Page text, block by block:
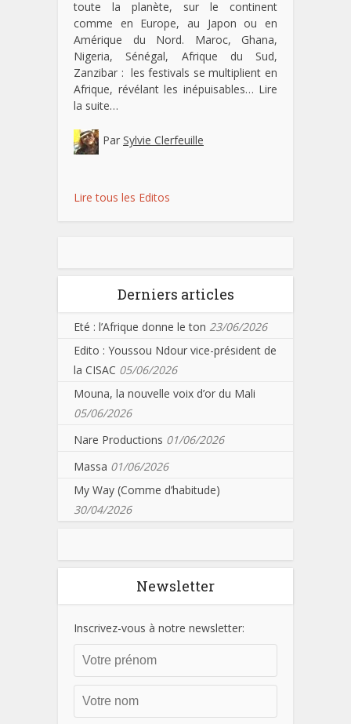
toute la planète, sur le continent
comme en Europe, au Japon ou en
Amérique du Nord. Maroc, Ghana,
Nigeria, Sénégal, Afrique du Sud,
Zanzibar : les festivals se multiplient en
Afrique, révélant les inépuisables… Lire
la suite…
Par Sylvie Clerfeuille
Lire tous les Editos
Derniers articles
Eté : l’Afrique donne le ton 23/06/2026
Edito : Youssou Ndour vice-président de
la CISAC 05/06/2026
Mouna, la nouvelle voix d’or du Mali
05/06/2026
Nare Productions 01/06/2026
Massa 01/06/2026
My Way (Comme d’habitude)
30/04/2026
Newsletter
Inscrivez-vous à notre newsletter: